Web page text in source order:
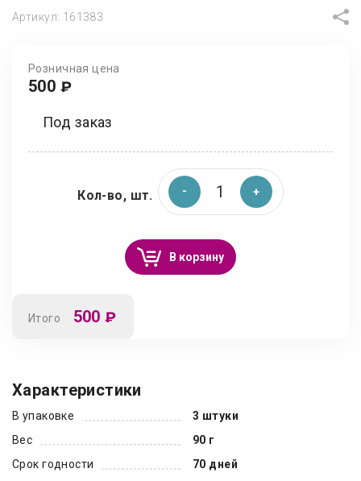
Артикул: 161383
Розничная цена
500 ₽
Под заказ
Кол-во, шт.
В корзину
Итого 500 ₽
Характеристики
В упаковке
3 штуки
Вес
90 г
Срок годности
70 дней